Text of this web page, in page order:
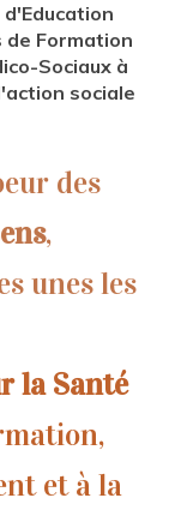
de Formation
Sociaux à
sociale
des
,
unes les
la Santé
et à la